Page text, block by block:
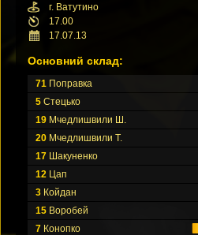
г. Ватутино
17.00
17.07.13
Основний склад:
71 Поправка
5 Стецько
19 Мчедлишвили Ш.
20 Мчедлишвили Т.
17 Шакуненко
12 Цап
3 Койдан
15 Воробей
7 Конопко